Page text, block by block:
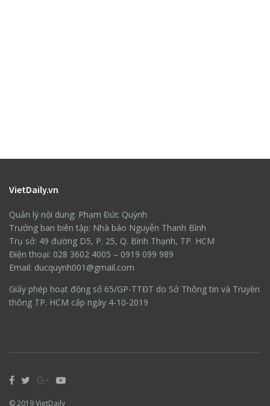
VietDaily.vn
Quản lý nội dung: Phạm Đức Quỳnh
Trưởng ban biên tập: Nhà báo Nguyễn Thanh Bình
Trụ sở: 49 đường D5, P. 25, Q. Bình Thạnh, TP. HCM
Điện thoại: 028 3602 4005 – 0919 099 989
Email: ducquynh001@gmail.com
Giấy phép hoạt động số 65/GP-TTĐT do Sở Thông tin và Truyền
thông TP. HCM cấp ngày 4-10-2019
© 2019VietDaily